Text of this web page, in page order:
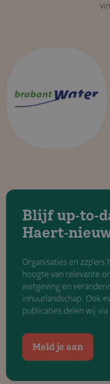
Blijf up-to-
Haert-
Organisaties en
hoogte van relevante
wetgeving en
inhuurlandschap. Ook
publicaties delen wij
Meld je aan